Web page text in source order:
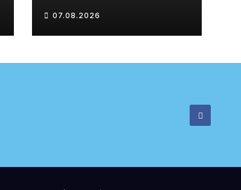
celebrado em
Chaves com
atividades gratuitas
07.08.2026